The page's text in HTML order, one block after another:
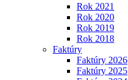
Rok 2021
Rok 2020
Rok 2019
Rok 2018
Faktúry
Faktúry 2026
Faktúry 2025